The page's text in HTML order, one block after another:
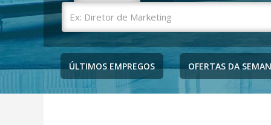
Ex:
Diretor
de
ÚLTIMOS EMPREGOS
OFERTAS DA